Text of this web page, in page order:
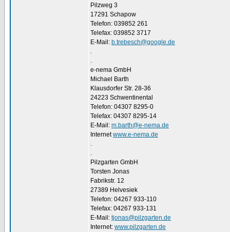
Pilzweg 3
17291 Schapow
Telefon: 039852 261
Telefax: 039852 3717
E-Mail: b.trebesch@google.de
.
.
e-nema GmbH
Michael Barth
Klausdorfer Str. 28-36
24223 Schwentinental
Telefon: 04307 8295-0
Telefax: 04307 8295-14
E-Mail: m.barth@e-nema.de
Internetwww.e-nema.de
.
.
Pilzgarten GmbH
Torsten Jonas
Fabrikstr. 12
27389 Helvesiek
Telefon: 04267 933-110
Telefax: 04267 933-131
E-Mail: tjonas@pilzgarten.de
Internet: www.pilzgarten.de